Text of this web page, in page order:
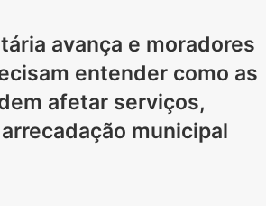
avança e moradores
entender como as
afetar serviços,
municipal